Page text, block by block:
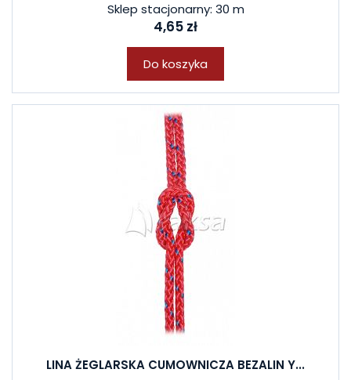
Sklep stacjonarny: 30 m
4,65 zł
Do koszyka
LINA ŻEGLARSKA CUMOWNICZA BEZALIN Y...